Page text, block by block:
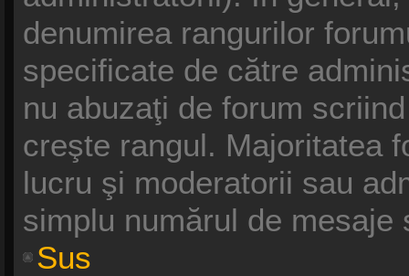
denumirea rangurilor
specificate de către
nu abuzaţi de forum
creşte rangul. Majoritatea
lucru şi moderatorii sau
simplu numărul de mesaje
Sus